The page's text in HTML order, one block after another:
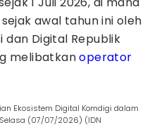
awal tahun ini oleh
dan Digital Republik
melibatkanoperator
Ekosistem Digital Komdigi dalam
Selasa (07/07/2026) (IDN